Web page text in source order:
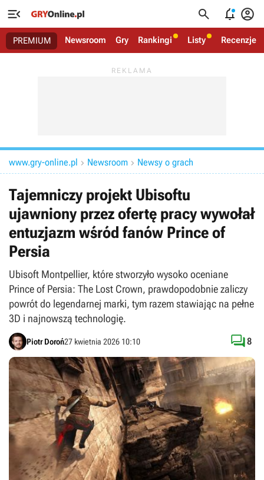
   
PREMIUM Newsroom Gry Rankingi Listy Recenzje
www.gry-online.pl  Newsroom  Newsy o grach
Tajemniczy projekt Ubisoftu
ujawniony przez ofertę pracy wywołał
entuzjazm wśród fanów Prince of
Persia
Ubisoft Montpellier, które stworzyło wysoko oceniane
Prince of Persia: The Lost Crown, prawdopodobnie zaliczy
powrót do legendarnej marki, tym razem stawiając na pełne
3D i najnowszą technologię.
Piotr Doroń27 kwietnia 2026 10:10 8